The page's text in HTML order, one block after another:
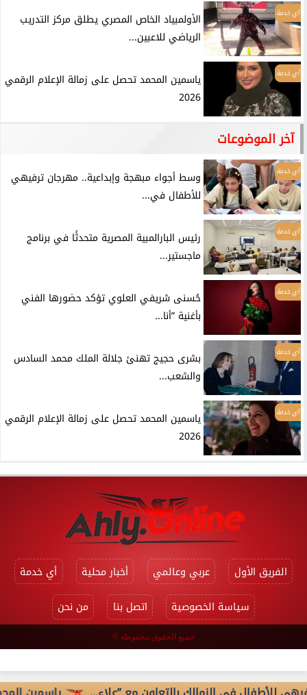
أي خدمة
الأولمبياد الخاص المصري يطلق مركز التدريب
الرياضي للاعبين...
أي خدمة
ياسمين المحمد تحصل على زمالة الإعلام الرقمي
2026
آخر الموضوعات
أي خدمة
وسط أجواء مبهجة وإبداعية.. مهرجان ترفيهي
للأطفال في...
أي خدمة
رئيس البارالمبية المصرية متحدثًا في برنامج
ماجستير...
أي خدمة
حُسنى شريفي العلوي تؤكد حضورها الفني
بأغنية ”أنا...
أي خدمة
بشرى حجيج تهنئ جلالة الملك محمد السادس
والشعب...
أي خدمة
ياسمين المحمد تحصل على زمالة الإعلام الرقمي
2026
الفريق الأول عربي وعالمي أخبار محلية
أي خدمة
سياسة الخصوصية
اتصل بنا من نحن
جميع الحقوق محفوظة ©